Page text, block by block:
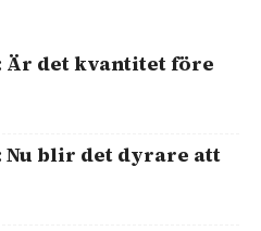
Är det kvantitet före
Nu blir det dyrare att